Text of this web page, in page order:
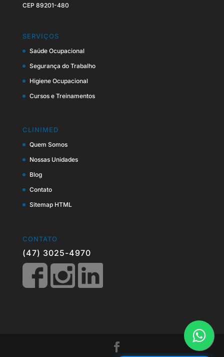
CEP 89201-480
SERVIÇOS
Saúde Ocupacional
Segurança do Trabalho
Higiene Ocupacional
Cursos e Treinamentos
CLINIMED
Quem Somos
Nossas Unidades
Blog
Contato
Sitemap HTML
CONTATO
(47) 3025-4970